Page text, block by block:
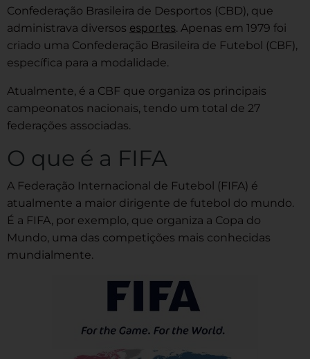
Confederação Brasileira de Desportos (CBD), que
administrava diversos esportes. Apenas em 1979 foi
criado uma Confederação Brasileira de Futebol (CBF),
específica para a modalidade.
Atualmente, é a CBF que organiza os principais
campeonatos nacionais, tendo um total de 27
federações associadas.
O que é a FIFA
A Federação Internacional de Futebol (FIFA) é
atualmente a maior dirigente de futebol do mundo.
É a FIFA, por exemplo, que organiza a Copa do
Mundo, uma das competições mais conhecidas
mundialmente.